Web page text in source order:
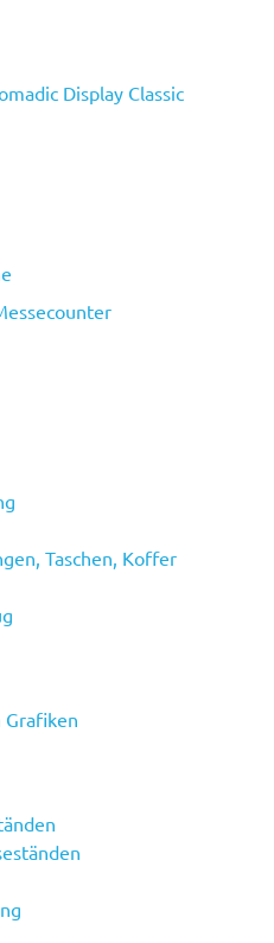
Display Classic
Taschen, Koffer